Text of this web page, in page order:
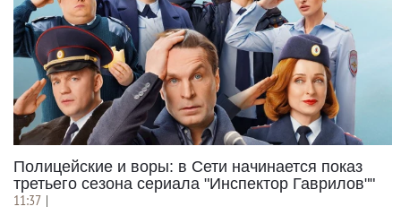
Полицейские и воры: в Сети начинается показ
третьего сезона сериала "Инспектор Гаврилов""
11:37 |